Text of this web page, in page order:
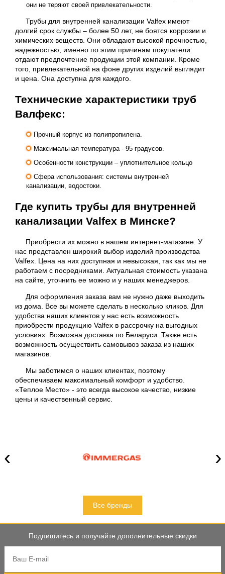
они не теряют своей привлекательности.
Трубы для внутренней канализации Valfex имеют
долгий срок службы – более 50 лет, не боятся коррозии и
химических веществ. Они обладают высокой прочностью,
надежностью, именно по этим причинам покупатели
отдают предпочтение продукции этой компании. Кроме
того, привлекательной на фоне других изделий выглядит
и цена. Она доступна для каждого.
Технические характеристики труб
Валфекс:
Прочный корпус из полипропилена.
Максимальная температура - 95 градусов.
Особенности конструкции – уплотнительное кольцо
Сфера использования: системы внутренней
канализации, водостоки.
Где купить трубы для внутренней
канализации Valfex в Минске?
Приобрести их можно в нашем интернет-магазине. У
нас представлен широкий выбор изделий производства
Valfex. Цена на них доступная и невысокая, так как мы не
работаем с посредниками. Актуальная стоимость указана
на сайте, уточнить ее можно и у наших менеджеров.
Для оформления заказа вам не нужно даже выходить
из дома. Все вы можете сделать в несколько кликов. Для
удобства наших клиентов у нас есть возможность
приобрести продукцию Valfex в рассрочку на выгодных
условиях. Возможна доставка по Беларуси. Также есть
возможность осуществить самовывоз заказа из наших
магазинов.
Мы заботимся о наших клиентах, поэтому
обеспечиваем максимальный комфорт и удобство.
«Теплое Место» - это всегда высокое качество, низкие
цены и качественный сервис.
‹ ›
Все бренды
Подпишитесь и получайте дополнительные скидки